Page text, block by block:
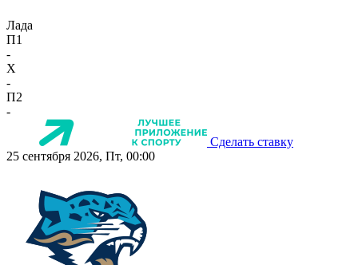
Лада
П1
-
X
-
П2
-
Сделать ставку
25 сентября 2026, Пт, 00:00